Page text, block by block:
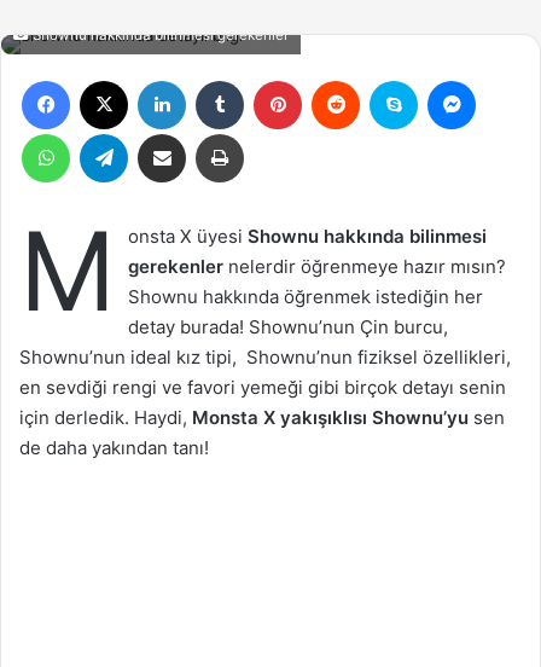
Shownu hakkında bilinmesi gerekenler
Facebook LinkedIn Tumblr Pinterest Reddit Skype
WhatsAppTelegram Email ile gönder Yazdır
M onsta X üyesi Shownu hakkında bilinmesi
gerekenler nelerdir öğrenmeye hazır mısın?
Shownu hakkında öğrenmek istediğin her
detay burada! Shownu’nun Çin burcu,
Shownu’nun ideal kız tipi, Shownu’nun fiziksel özellikleri,
en sevdiği rengi ve favori yemeği gibi birçok detayı senin
için derledik. Haydi, Monsta X yakışıklısı Shownu’yu sen
de daha yakından tanı!